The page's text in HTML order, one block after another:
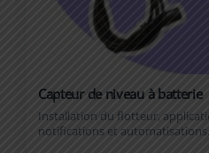
Capteur de niveau à batterie
Installation du flotteur,
notifications et automatisations.